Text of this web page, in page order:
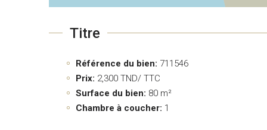
Titre
Référence du bien: 711546
Prix: 2,300 TND/ TTC
Surface du bien: 80 m²
Chambre à coucher: 1